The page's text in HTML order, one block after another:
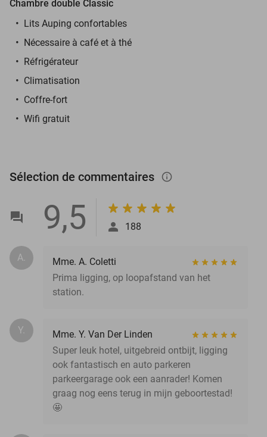
Chambre double Classic
Lits Auping confortables
Nécessaire à café et à thé
Réfrigérateur
Climatisation
Coffre-fort
Wifi gratuit
Sélection de commentaires info_outlined
9,5 188
A.
Mme. A. Coletti
Prima ligging, op loopafstand van het
station.
Y.
Mme. Y. Van Der Linden
Super leuk hotel, uitgebreid ontbijt, ligging
ook fantastisch en auto parkeren
parkeergarage ook een aanrader! Komen
graag nog eens terug in mijn geboortestad!
🤩